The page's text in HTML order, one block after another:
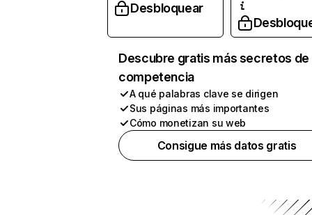
Desbloquear
Descubre gratis más secretos de
competencia
A qué palabras clave se dirigen
Sus páginas más importantes
Cómo monetizan su web
Consigue más datos gratis